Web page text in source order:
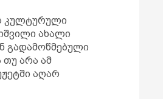
კულტურული
ახალი
გადამოწმებული
არა ამ
აღარ